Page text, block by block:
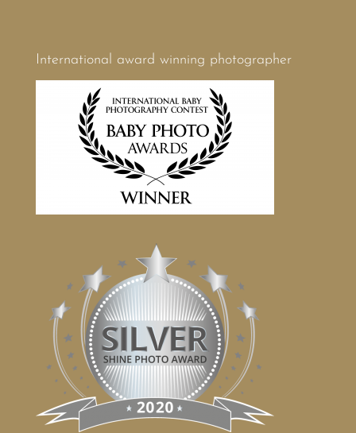
International award winning photographer